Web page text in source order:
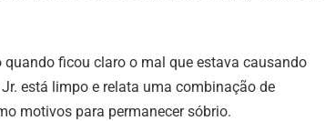
ficou claro o mal que estava causando
está limpo e relata uma combinação de
motivos para permanecer sóbrio.